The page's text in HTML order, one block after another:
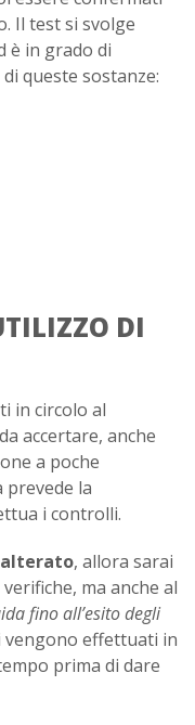
Il test si svolge
è in grado di
queste sostanze:
DI
in circolo al
accertare, anche
a poche
prevede la
i controlli.
alterato, allora sarai
ma anche al
fino all’esito degli
vengono effettuati in
prima di dare